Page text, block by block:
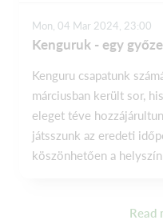
Mon, 04 Mar 2024, 23:00
Kenguruk - egy
Kenguru csapatunk
márciusban került sor,
eleget téve
játsszunk az eredeti
köszönhetően a
Read